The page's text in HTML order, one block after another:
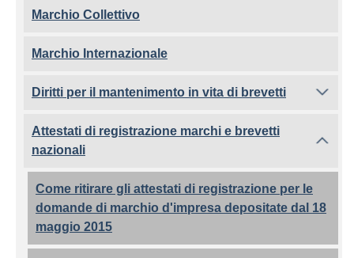
Marchio Collettivo
Marchio Internazionale
Diritti per il mantenimento in vita di brevetti
Attestati di registrazione marchi e brevetti
nazionali
Come ritirare gli attestati di registrazione per le
domande di marchio d'impresa depositate dal 18
maggio 2015